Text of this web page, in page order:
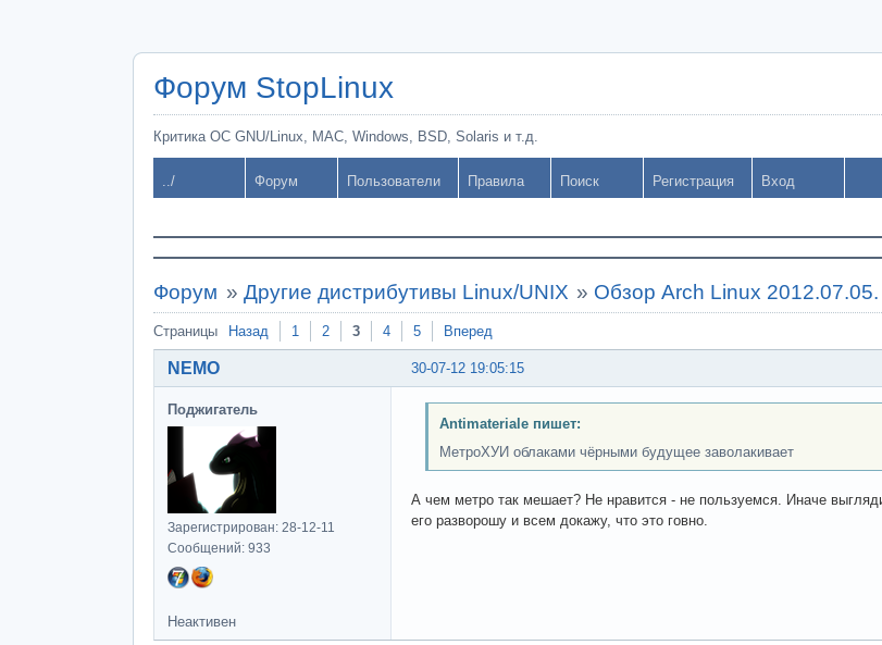
Форум StopLinux
Критика ОС GNU/Linux, MAC, Windows, BSD, Solaris и т.д.
../ Форум Пользователи Правила Поиск Регистрация Вход
Форум » Другие дистрибутивы Linux/UNIX » Обзор Arch Linux 2012.07.05.
Страницы Назад 1 2 3 4 5 Вперед
30-07-12 19:05:15
NEMO
Поджигатель
Зарегистрирован: 28-12-11
Сообщений: 933
Antimateriale пишет:
МетроХУИ облаками чёрными будущее заволакивает
А чем метро так мешает? Не нравится - не пользуемся. Иначе
его разворошу и всем докажу, что это говно.
Неактивен